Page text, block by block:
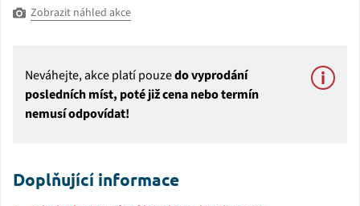
Zobrazit náhled akce
Neváhejte, akce platí pouzedo vyprodání
posledních míst, poté již cena nebo termín
nemusí odpovídat!
Doplňující informace